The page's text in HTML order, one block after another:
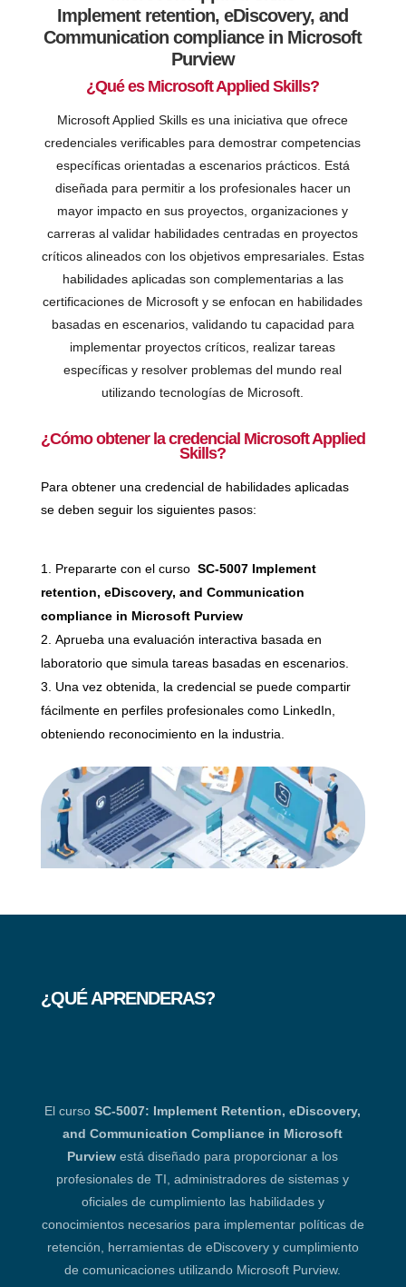
Implement retention, eDiscovery, and
Communication compliance in Microsoft
Purview
¿Qué es Microsoft Applied Skills?
Microsoft Applied Skills es una iniciativa que ofrece
credenciales verificables para demostrar competencias
específicas orientadas a escenarios prácticos. Está
diseñada para permitir a los profesionales hacer un
mayor impacto en sus proyectos, organizaciones y
carreras al validar habilidades centradas en proyectos
críticos alineados con los objetivos empresariales. Estas
habilidades aplicadas son complementarias a las
certificaciones de Microsoft y se enfocan en habilidades
basadas en escenarios, validando tu capacidad para
implementar proyectos críticos, realizar tareas
específicas y resolver problemas del mundo real
utilizando tecnologías de Microsoft.
¿Cómo obtener la credencial Microsoft Applied
Skills?
Para obtener una credencial de habilidades aplicadas
se deben seguir los siguientes pasos:
Prepararte con el curso SC-5007 Implement
retention, eDiscovery, and Communication
compliance in Microsoft Purview
Aprueba una evaluación interactiva basada en
laboratorio que simula tareas basadas en escenarios.
Una vez obtenida, la credencial se puede compartir
fácilmente en perfiles profesionales como LinkedIn,
obteniendo reconocimiento en la industria.
¿QUÉ APRENDERAS?
El cursoSC-5007: Implement Retention, eDiscovery,
and Communication Compliance in Microsoft
Purview está diseñado para proporcionar a los
profesionales de TI, administradores de sistemas y
oficiales de cumplimiento las habilidades y
conocimientos necesarios para implementar políticas de
retención, herramientas de eDiscovery y cumplimiento
de comunicaciones utilizando Microsoft Purview.